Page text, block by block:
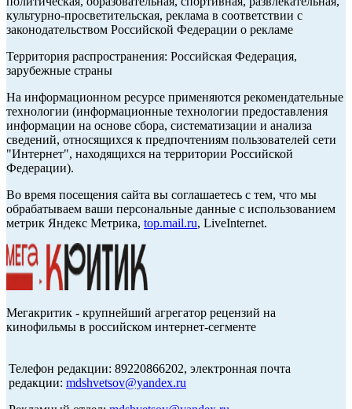
культурно-просветительская, реклама в соответствии с
законодательством Российской Федерации о рекламе
Территория распространения: Российская Федерация,
зарубежные страны
На информационном ресурсе применяются рекомендательные
технологии (информационные технологии предоставления
информации на основе сбора, систематизации и анализа
сведений, относящихся к предпочтениям пользователей сети
"Интернет", находящихся на территории Российской
Федерации).
Во время посещения сайта вы соглашаетесь с тем, что мы
обрабатываем ваши персональные данные с использованием
метрик Яндекс Метрика, top.mail.ru, LiveInternet.
Мегакритик - крупнейший агрегатор рецензий на
кинофильмы в российском интернет-сегменте
Телефон редакции: 89220866202, электронная почта
редакции: mdshvetsov@yandex.ru